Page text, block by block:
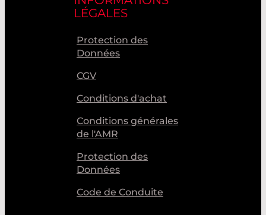
LÉGALES
Protection des
Données
CGV
Conditions d'achat
Conditions générales
de l'AMR
Protection des
Données
Code de Conduite